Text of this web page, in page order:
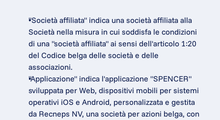
"Società affiliata" indica una società affiliata alla
Società nella misura in cui soddisfa le condizioni
di una "società affiliata" ai sensi dell'articolo 1:20
del Codice belga delle società e delle
associazioni.
"Applicazione" indica l'applicazione "SPENCER"
sviluppata per Web, dispositivi mobili per sistemi
operativi iOS e Android, personalizzata e gestita
da Recneps NV, una società per azioni belga, con